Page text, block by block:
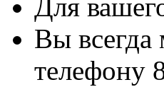
Для
Вы
телефону